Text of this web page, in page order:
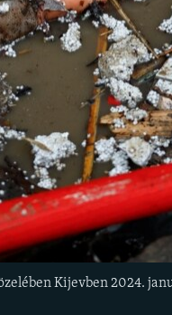
Kijevben 2024.